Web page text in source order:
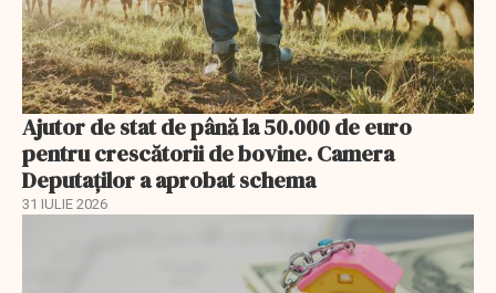
Ajutor de stat de până la 50.000 de euro
pentru crescătorii de bovine. Camera
Deputaților a aprobat schema
31 IULIE 2026